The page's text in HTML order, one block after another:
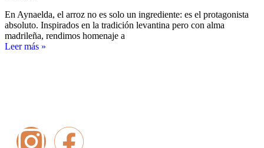
En Aynaelda, el arroz no es solo un ingrediente: es el protagonista
absoluto. Inspirados en la tradición levantina pero con alma
madrileña, rendimos homenaje a
Leer más »